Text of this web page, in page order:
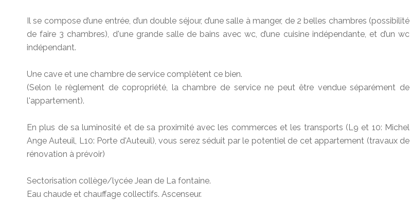
Il se compose d’une entrée, d’un double séjour, d’une salle à manger, de 2 belles chambres (possibilité
de faire 3 chambres), d'une grande salle de bains avec wc, d’une cuisine indépendante, et d’un wc
indépendant.
Une cave et une chambre de service complètent ce bien.
(Selon le règlement de copropriété, la chambre de service ne peut être vendue séparément de
l'appartement).
En plus de sa luminosité et de sa proximité avec les commerces et les transports (L9 et 10: Michel
Ange Auteuil, L10: Porte d'Auteuil), vous serez séduit par le potentiel de cet appartement (travaux de
rénovation à prévoir)
Sectorisation collège/lycée Jean de La fontaine.
Eau chaude et chauffage collectifs. Ascenseur.